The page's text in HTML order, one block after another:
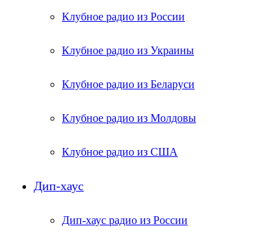
Клубное радио из России
Клубное радио из Украины
Клубное радио из Беларуси
Клубное радио из Молдовы
Клубное радио из США
Дип-хаус
Дип-хаус радио из России